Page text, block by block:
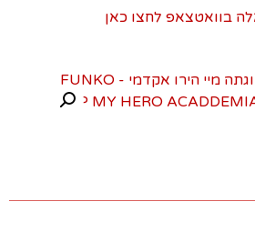
בוואטצאפ לחצו כאן